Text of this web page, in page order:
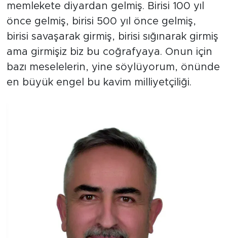
memlekete diyardan gelmiş. Birisi 100 yıl
önce gelmiş, birisi 500 yıl önce gelmiş,
birisi savaşarak girmiş, birisi sığınarak girmiş
ama girmişiz biz bu coğrafyaya. Onun için
bazı meselelerin, yine söylüyorum, önünde
en büyük engel bu kavim milliyetçiliği.